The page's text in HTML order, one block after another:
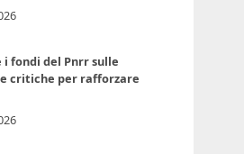
i fondi del Pnrr sulle
critiche per rafforzare